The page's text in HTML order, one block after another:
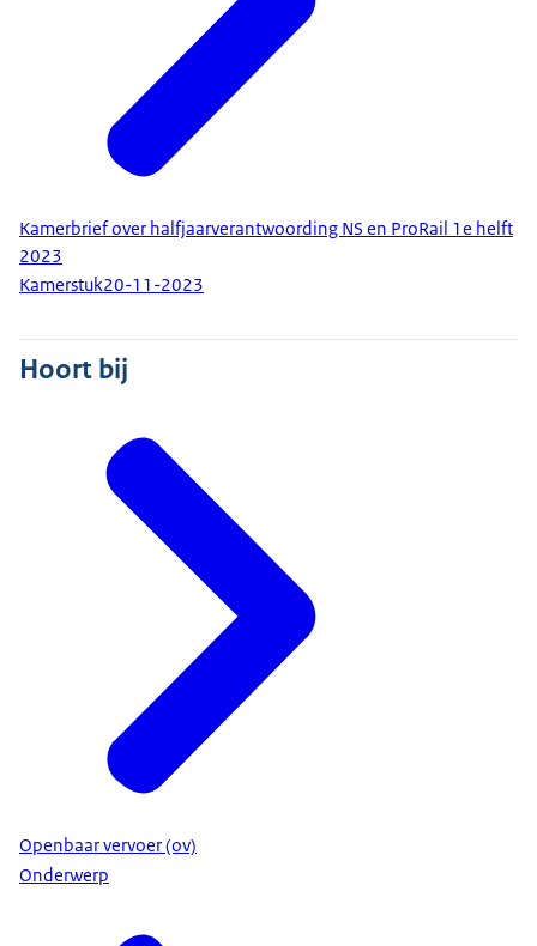
Kamerbrief over halfjaarverantwoording NS en ProRail 1e helft
2023
Kamerstuk20-11-2023
Hoort bij
Openbaar vervoer (ov)
Onderwerp